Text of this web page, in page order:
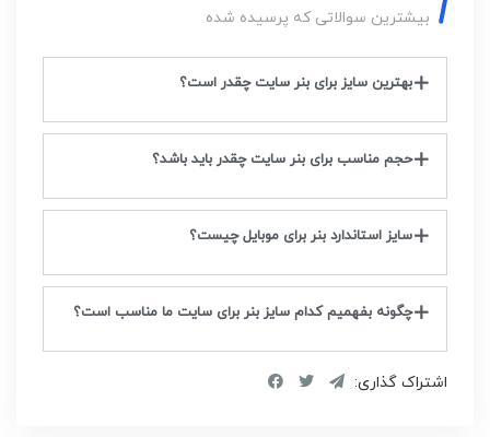
بیشترین سوالاتی که پرسیده شده
بهترین سایز برای بنر سایت چقدر است؟
حجم مناسب برای بنر سایت چقدر باید باشد؟
سایز استاندارد بنر برای موبایل چیست؟
چگونه بفهمیم کدام سایز بنر برای سایت ما مناسب است؟
اشتراک گذاری: